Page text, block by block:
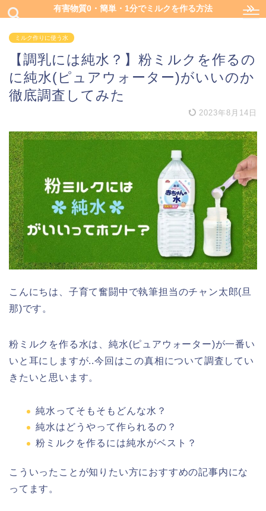
有害物質0・簡単・1分でミルクを作る方法
ミルク作りに使う水
【調乳には純水？】粉ミルクを作るの
に純水(ピュアウォーター)がいいのか
徹底調査してみた
2023年8月14日
こんにちは、子育て奮闘中で執筆担当のチャン太郎(旦
那)です。
粉ミルクを作る水は、純水(ピュアウォーター)が一番い
いと耳にしますが..今回はこの真相について調査してい
きたいと思います。
純水ってそもそもどんな水？
純水はどうやって作られるの？
粉ミルクを作るには純水がベスト？
こういったことが知りたい方におすすめの記事内にな
ってます。